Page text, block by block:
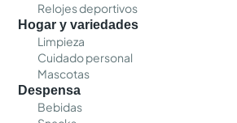
Relojes deportivos
Hogar y variedades
Limpieza
Cuidado personal
Mascotas
Despensa
Bebidas